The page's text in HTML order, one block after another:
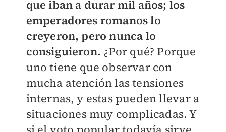
que iban a durar mil años; los
emperadores romanos lo
creyeron, pero nunca lo
consiguieron. ¿Por qué? Porque
uno tiene que observar con
mucha atención las tensiones
internas, y estas pueden llevar a
situaciones muy complicadas. Y